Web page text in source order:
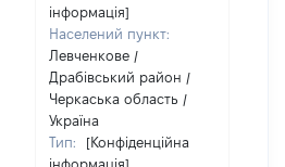
інформація]
Населений пункт:
Левченкове /
Драбівський район /
Черкаська область /
Україна
Тип:
[Конфіденційна
інформація]